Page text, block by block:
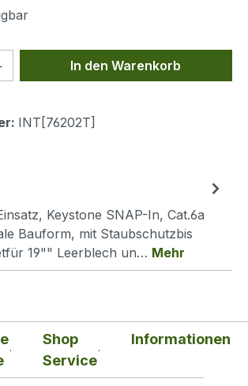
Gib den
In den Warenkorb
INT[76202T]
Keystone SNAP-In, Cat.6a
Bauform, mit Staubschutzbis
19"" Leerblech un… Mehr
Shop
Service
Informationen